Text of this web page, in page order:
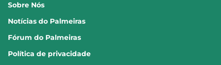
Sobre Nós
Notícias do Palmeiras
Fórum do Palmeiras
Política de privacidade